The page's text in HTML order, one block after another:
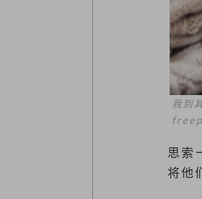
我到
思索
将他